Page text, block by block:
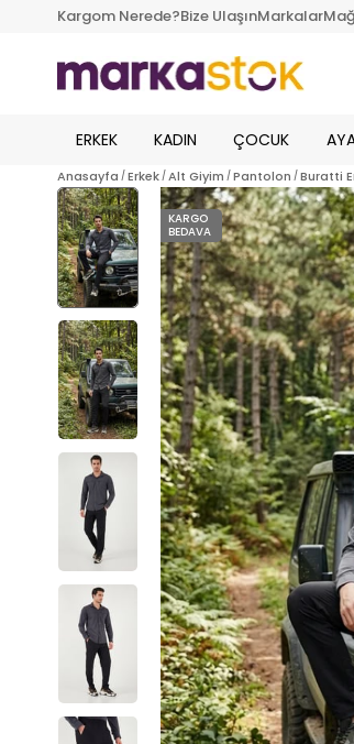
Kargom Nerede?Bize UlaşınMarkalar
ERKEK KADIN ÇOCUK
Anasayfa Erkek Alt Giyim Pantolon Buratti
KARGO
BEDAVA